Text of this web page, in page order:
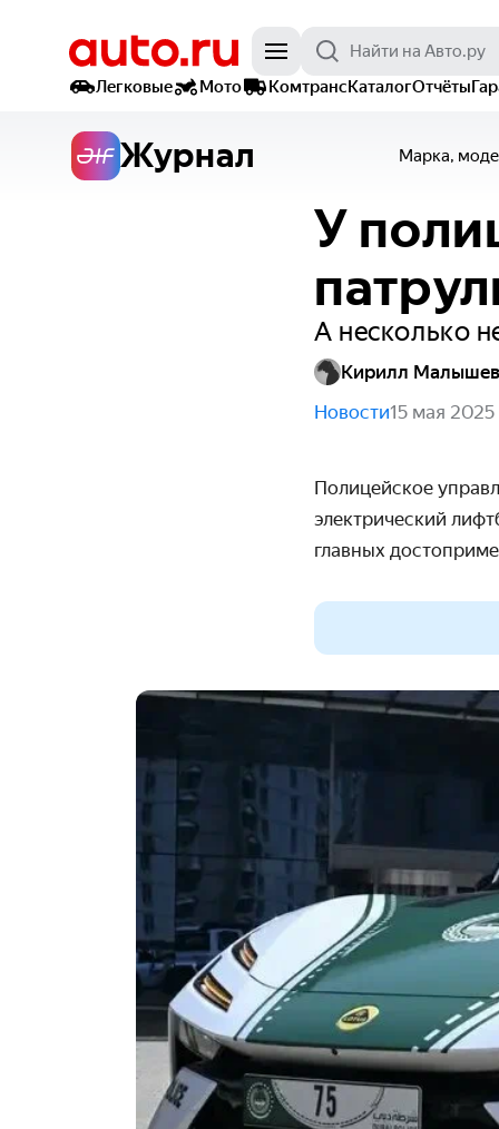
Легковые Мото КомтрансКаталогОтчёты
Журнал Марка,
У
А несколько
Кирилл Малышев
Новости15 мая 2025
Полицейское
электрический
главных